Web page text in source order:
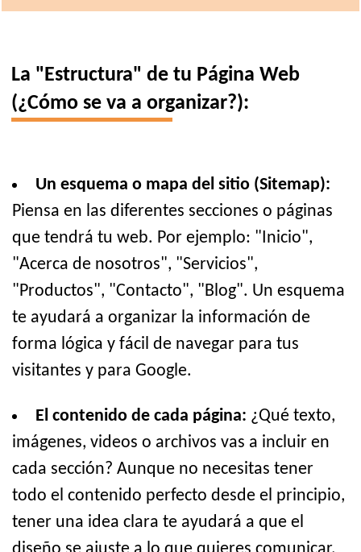
La "Estructura" de tu Página Web
(¿Cómo se va a organizar?):
Un esquema o mapa del sitio (Sitemap):
Piensa en las diferentes secciones o páginas
que tendrá tu web. Por ejemplo: "Inicio",
"Acerca de nosotros", "Servicios",
"Productos", "Contacto", "Blog". Un esquema
te ayudará a organizar la información de
forma lógica y fácil de navegar para tus
visitantes y para Google.
El contenido de cada página: ¿Qué texto,
imágenes, videos o archivos vas a incluir en
cada sección? Aunque no necesitas tener
todo el contenido perfecto desde el principio,
tener una idea clara te ayudará a que el